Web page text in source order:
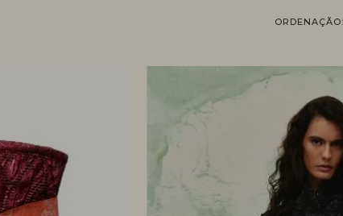
ORDENAÇÃO: